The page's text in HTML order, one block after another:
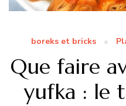
boreks et bricks
Que faire
yufka : le